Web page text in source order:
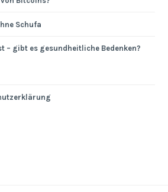
Schufa
– gibt es gesundheitliche Bedenken?